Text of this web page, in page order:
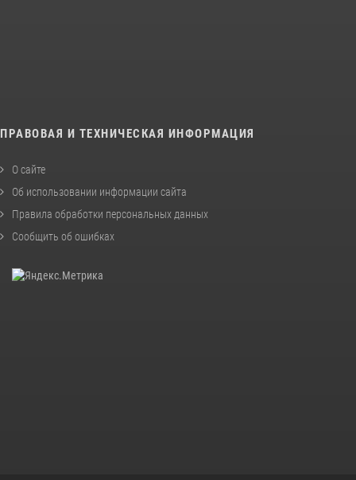
ПРАВОВАЯ И ТЕХНИЧЕСКАЯ ИНФОРМАЦИЯ
О сайте
Об использовании информации сайта
Правила обработки персональных данных
Сообщить об ошибках